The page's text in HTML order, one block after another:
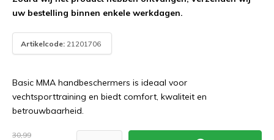
uw bestelling binnen enkele werkdagen.
Artikelcode: 21201706
Basic MMA handbeschermers is ideaal voor
vechtsporttraining en biedt comfort, kwaliteit en
betrouwbaarheid.
30,99